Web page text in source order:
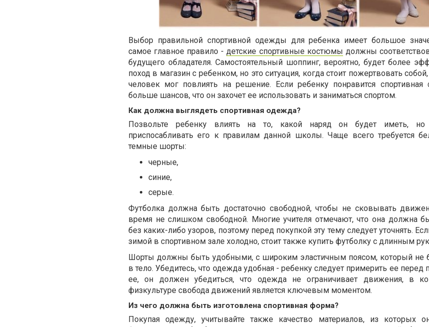
Выбор правильной спортивной одежды для ребенка имеет большое
самое главное правило -детские спортивные костюмы должны
будущего обладателя. Самостоятельный шоппинг, вероятно, будет более
поход в магазин с ребенком, но это ситуация, когда стоит пожертвовать
человек мог повлиять на решение. Если ребенку понравится спортивная
больше шансов, что он захочет ее использовать и заниматься спортом.
Как должна выглядеть спортивная одежда?
Позвольте ребенку влиять на то, какой наряд он будет иметь, но
приспосабливать его к правилам данной школы. Чаще всего требуется
темные шорты:
черные,
синие,
серые.
Футболка должна быть достаточно свободной, чтобы не сковывать
время не слишком свободной. Многие учителя отмечают, что она должна
без каких-либо узоров, поэтому перед покупкой эту тему следует уточнять.
зимой в спортивном зале холодно, стоит также купить футболку с длинным
Шорты должны быть удобными, с широким эластичным поясом, который не
в тело. Убедитесь, что одежда удобная - ребенку следует примерить ее перед
ее, он должен убедиться, что одежда не ограничивает движения, в
физкультуре свобода движений является ключевым моментом.
Из чего должна быть изготовлена ​​спортивная форма?
Покупая одежду, учитывайте также качество материалов, из которых